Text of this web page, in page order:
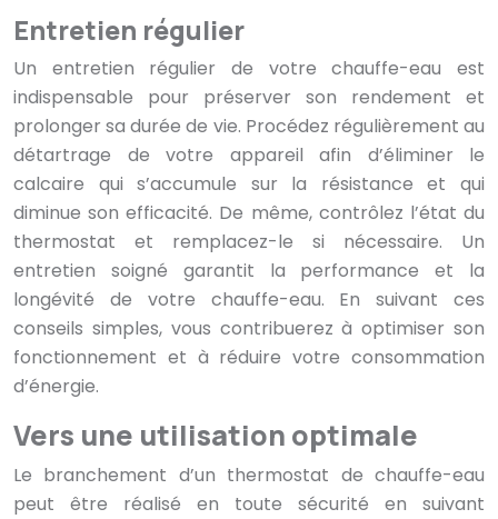
Entretien régulier
Un entretien régulier de votre chauffe-eau est
indispensable pour préserver son rendement et
prolonger sa durée de vie. Procédez régulièrement au
détartrage de votre appareil afin d’éliminer le
calcaire qui s’accumule sur la résistance et qui
diminue son efficacité. De même, contrôlez l’état du
thermostat et remplacez-le si nécessaire. Un
entretien soigné garantit la performance et la
longévité de votre chauffe-eau. En suivant ces
conseils simples, vous contribuerez à optimiser son
fonctionnement et à réduire votre consommation
d’énergie.
Vers une utilisation optimale
Le branchement d’un thermostat de chauffe-eau
peut être réalisé en toute sécurité en suivant